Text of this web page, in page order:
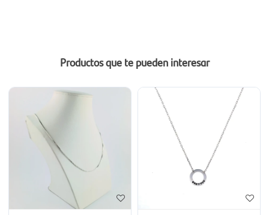
Productos que te pueden interesar